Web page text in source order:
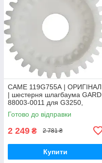
CAME 119G755А | ОРИГІНАЛ
| шестерня шлагбаума GARD
88003-0011 для G3250,
G4040, G6500, G4000, G6000
Готово до відправки
2 249 ₴ 2 781 ₴
Купити